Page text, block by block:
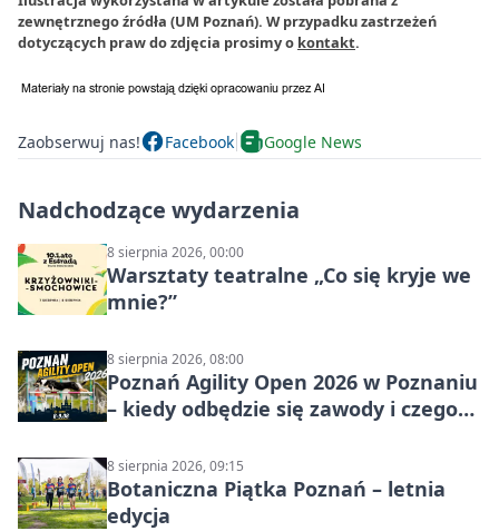
zewnętrznego źródła (UM Poznań). W przypadku zastrzeżeń
dotyczących praw do zdjęcia prosimy o kontakt.
Zaobserwuj nas! Facebook Google News
Nadchodzące wydarzenia
8 sierpnia 2026, 00:00
Warsztaty teatralne „Co się kryje we
mnie?”
8 sierpnia 2026, 08:00
Poznań Agility Open 2026 w Poznaniu
– kiedy odbędzie się zawody i czego
8 sierpnia 2026, 09:15
Botaniczna Piątka Poznań – letnia
edycja